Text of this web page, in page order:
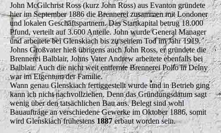
John McGilchrist Ross (kurz John Ross) aus Evanton gründete
hier im September 1886 die Brennerei zusammen mit Londoner
und lokalen Geschäftspartnern. Das Startkapital betrug 18.000
Pfund, verteilt auf 3.600 Anteile. John wurde General Manager
und arbeitete bei Glenskiach bis zu seinem Tod im Jahr 1919.
Johns Großvater hieß übrigens auch John Ross, er gründete die
Brennerei Balblair, Johns Vater Andrew arbeitete ebenfalls bei
Balblair. Auch die nicht weit entfernte Brennerei Pollo in Delny
war im Eigentum der Familie.
Wann genau Glenskiach fertiggestellt wurde und in Betrieb ging
kann ich nicht nachvollziehen. Denn das Gründungsdatum sagt
wenig über den tatsächlichen Bau aus. Belegt sind wohl
Bauaufträge an verschiedene Gewerke im Oktober 1886, somit
wird Glenskiach frühestens 1887erbaut worden sein.